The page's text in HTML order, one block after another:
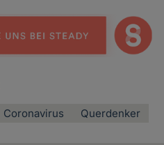
Coronavirus Querdenker